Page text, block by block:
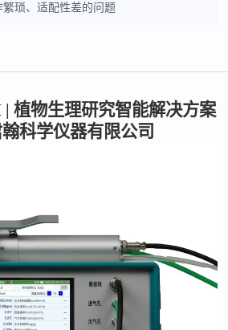
琐、适配性差的问题
| 植物生理研究智能解决方案
科学仪器有限公司